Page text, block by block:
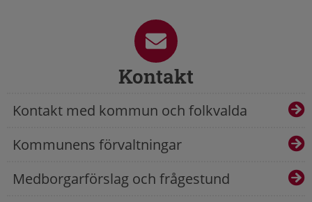
Kontakt
Kontakt med kommun och folkvalda
Kommunens förvaltningar
Medborgarförslag och frågestund